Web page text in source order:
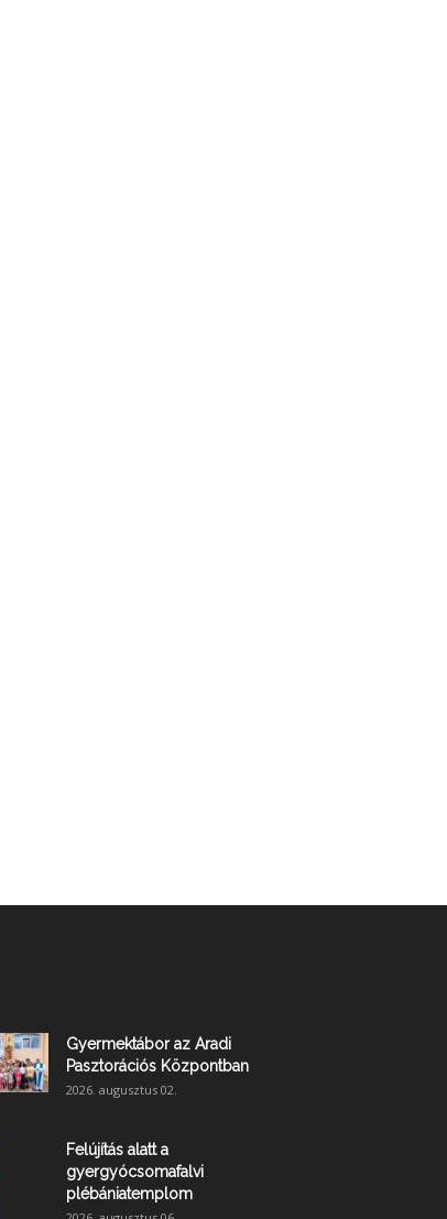
Gyermektábor az Aradi
Pasztorációs Központban
2026. augusztus 02.
Felújítás alatt a
gyergyócsomafalvi
plébániatemplom